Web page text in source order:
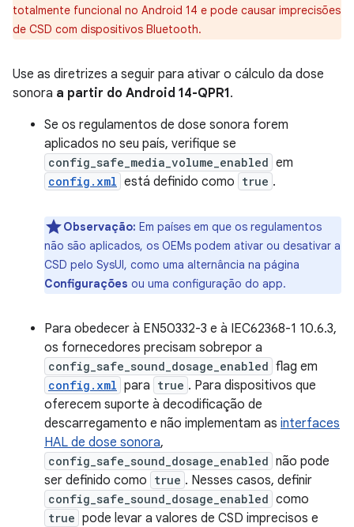
totalmente funcional no Android 14 e pode causar imprecisões
de CSD com dispositivos Bluetooth.
Use as diretrizes a seguir para ativar o cálculo da dose
sonora a partir do Android 14-QPR1.
Se os regulamentos de dose sonora forem
aplicados no seu país, verifique se
config_safe_media_volume_enabled em
config.xml está definido como true .
Observação: Em países em que os regulamentos
não são aplicados, os OEMs podem ativar ou desativar a
CSD pelo SysUI, como uma alternância na página
Configurações ou uma configuração do app.
Para obedecer à EN50332-3 e à IEC62368-1 10.6.3,
os fornecedores precisam sobrepor a
config_safe_sound_dosage_enabled flag em
config.xml para true . Para dispositivos que
oferecem suporte à decodificação de
descarregamento e não implementam as interfaces
HAL de dose sonora,
config_safe_sound_dosage_enabled não pode
ser definido como true . Nesses casos, definir
config_safe_sound_dosage_enabled como
true pode levar a valores de CSD imprecisos e